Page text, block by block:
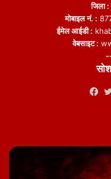
जिला :
मोबाइल नं. :
ईमेल आईडी :
वेबसाइट :